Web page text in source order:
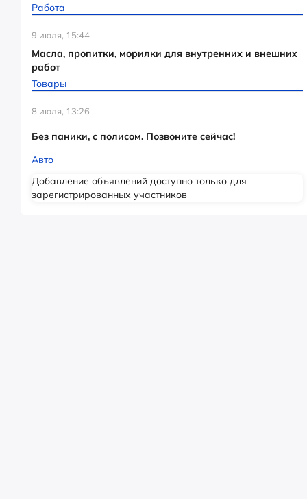
Работа
9 июля, 15:44
Масла, пропитки, морилки для внутренних и внешних
работ
Товары
8 июля, 13:26
Без паники, с полисом. Позвоните сейчас!
Авто
Добавление объявлений доступно только для
зарегистрированных участников